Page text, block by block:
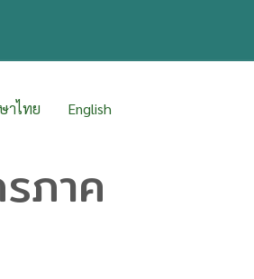
าไทย English
ภาค